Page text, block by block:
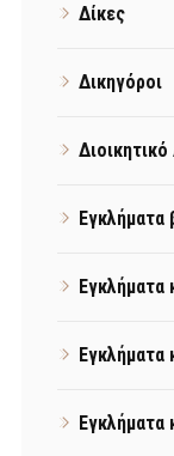
Δίκες
Δικηγόροι
Διοικητικό
Εγκλήματα
Εγκλήματα